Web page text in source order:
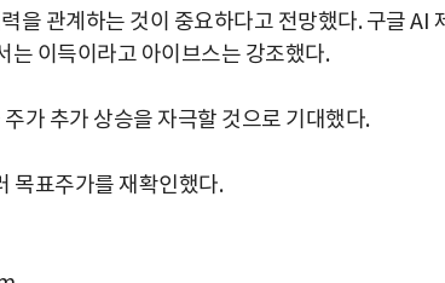
을 관계하는 것이 중요하다고 전망했다. 구글 AI
는 이득이라고 아이브스는 강조했다.
가 추가 상승을 자극할 것으로 기대했다.
목표주가를 재확인했다.